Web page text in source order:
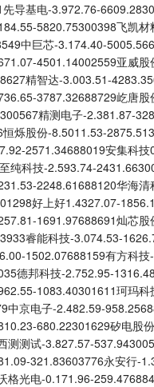
导基电-3.972.76-
5820.75300398飞凯
中巨芯-3.174.40-
4501.14002559亚威
精智达-3.003.51-
3787.32688729屹唐
精测电子-2.381.87-
烁股份-8.5011.53-
2571.34688019安集科
纯科技-2.593.74-
2248.61688120华海
好上好1.4327.07-
1691.97688691灿芯
睿能科技-3.074.53-
1502.07688159有方科
德邦科技-2.752.95-
1083.40301611珂玛
中京电子-2.482.59-
680.22301629矽电股
测测试-3.827.57-
321.83603776永安行-
格光电-0.171.96-